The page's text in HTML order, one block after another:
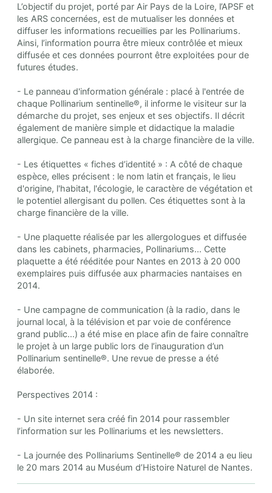
L’objectif du projet, porté par Air Pays de la Loire, l’APSF et
les ARS concernées, est de mutualiser les données et
diffuser les informations recueillies par les Pollinariums.
Ainsi, l’information pourra être mieux contrôlée et mieux
diffusée et ces données pourront être exploitées pour de
futures études.
- Le panneau d'information générale : placé à l'entrée de
chaque Pollinarium sentinelle®, il informe le visiteur sur la
démarche du projet, ses enjeux et ses objectifs. Il décrit
également de manière simple et didactique la maladie
allergique. Ce panneau est à la charge financière de la ville.
- Les étiquettes « fiches d’identité » : A côté de chaque
espèce, elles précisent : le nom latin et français, le lieu
d'origine, l'habitat, l'écologie, le caractère de végétation et
le potentiel allergisant du pollen. Ces étiquettes sont à la
charge financière de la ville.
- Une plaquette réalisée par les allergologues et diffusée
dans les cabinets, pharmacies, Pollinariums... Cette
plaquette a été rééditée pour Nantes en 2013 à 20 000
exemplaires puis diffusée aux pharmacies nantaises en
2014.
- Une campagne de communication (à la radio, dans le
journal local, à la télévision et par voie de conférence
grand public...) a été mise en place afin de faire connaître
le projet à un large public lors de l’inauguration d’un
Pollinarium sentinelle®. Une revue de presse a été
élaborée.
Perspectives 2014 :
- Un site internet sera créé fin 2014 pour rassembler
l’information sur les Pollinariums et les newsletters.
- La journée des Pollinariums Sentinelle® de 2014 a eu lieu
le 20 mars 2014 au Muséum d’Histoire Naturel de Nantes.